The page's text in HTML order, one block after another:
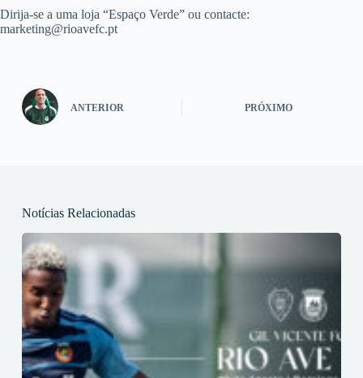
Dirija-se a uma loja “Espaço Verde” ou contacte:
marketing@rioavefc.pt
ANTERIOR PRÓXIMO
Notícias Relacionadas